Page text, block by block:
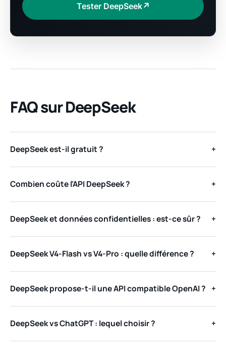
Tester DeepSeek↗
FAQ sur DeepSeek
DeepSeek est-il gratuit ? +
Combien coûte l'API DeepSeek ? +
DeepSeek et données confidentielles : est-ce sûr ? +
DeepSeek V4-Flash vs V4-Pro : quelle différence ? +
DeepSeek propose-t-il une API compatible OpenAI ? +
DeepSeek vs ChatGPT : lequel choisir ? +